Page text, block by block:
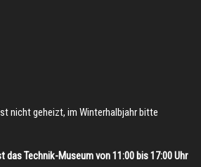
nicht geheizt, im Winterhalbjahr bitte
das Technik-Museum von 11:00 bis 17:00 Uhr